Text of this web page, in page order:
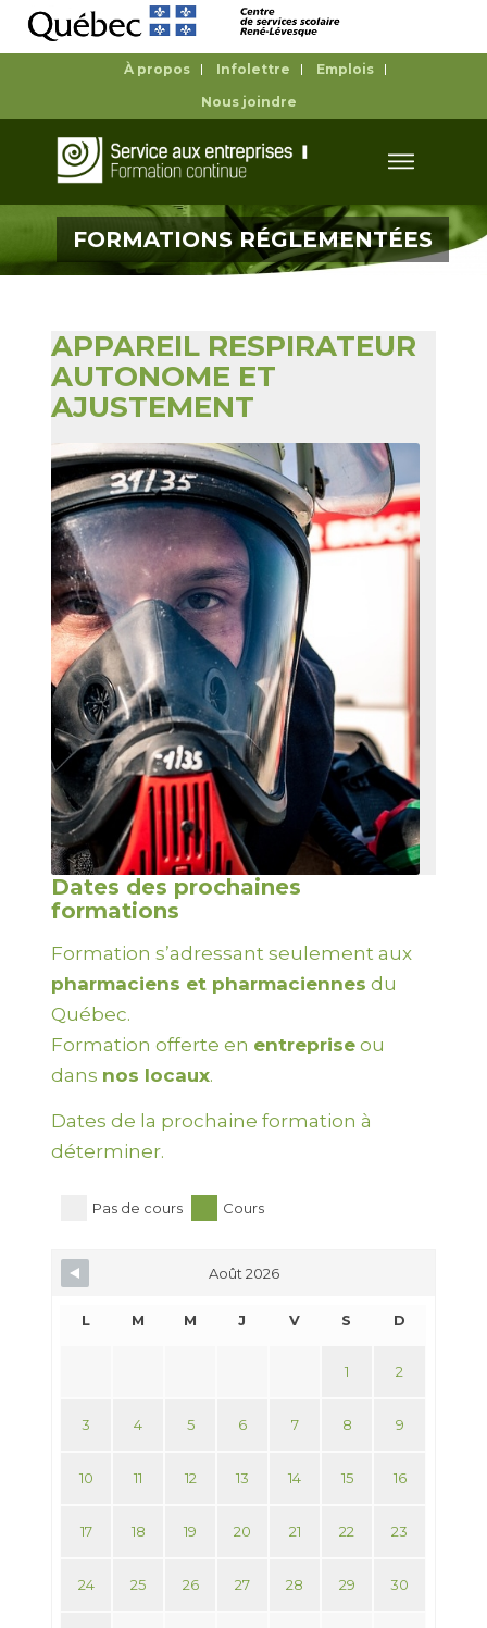
À propos Infolettre
Emplois
Nous joindre
FORMATIONS RÉGLEMENTÉES
APPAREIL RESPIRATEUR
AUTONOME ET
AJUSTEMENT
Dates des prochaines
formations
Formation s’adressant seulement aux
pharmaciens et pharmaciennes du
Québec.
Formation offerte en entreprise ou
dans nos locaux.
Dates de la prochaine formation à
déterminer.
Pas de cours Cours
Août 2026
L M M J V S D
1 2
3 4 5 6 7 8 9
10 11 12 13 14 15 16
17 18 19 20 21 22 23
24 25 26 27 28 29 30